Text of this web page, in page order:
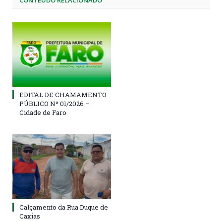
EDITAL DE CHAMAMENTO
PÚBLICO Nº 01/2026 –
Cidade de Faro
Calçamento da Rua Duque de
Caxias